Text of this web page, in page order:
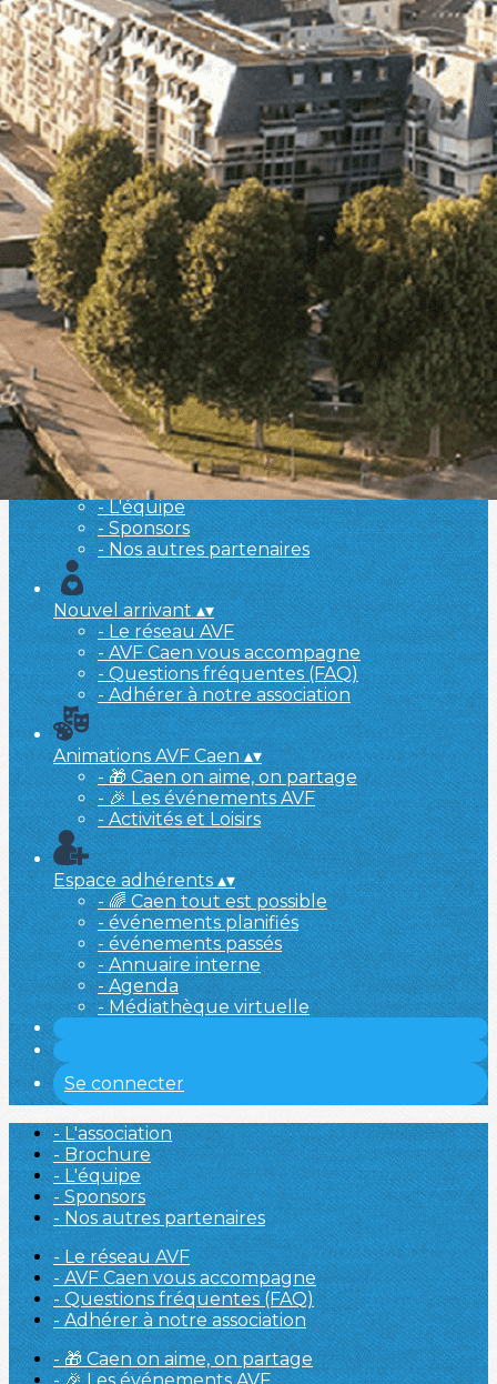
Exporter les lignes sélectionnées
Exporter toutes les colonnes
Exporter uniquement les colonnes affichées
Menu
<
>
- 🎁 Caen on aime, on partage
- 🎉 Les événements AVF
- Activités et Loisirs
Ajoutez un logo, un bouton, des réseaux sociaux
Cliquez pour éditer
L'association▴▾
- L'association
- Brochure
- L'équipe
- Sponsors
- Nos autres partenaires
Nouvel arrivant▴▾
- Le réseau AVF
- AVF Caen vous accompagne
- Questions fréquentes (FAQ)
- Adhérer à notre association
Animations AVF Caen▴▾
- 🎁 Caen on aime, on partage
- 🎉 Les événements AVF
- Activités et Loisirs
Espace adhérents▴▾
- 🌈 Caen tout est possible
- événements planifiés
- événements passés
- Annuaire interne
- Agenda
- Médiathèque virtuelle
Se connecter
- L'association
- Brochure
- L'équipe
- Sponsors
- Nos autres partenaires
- Le réseau AVF
- AVF Caen vous accompagne
- Questions fréquentes (FAQ)
- Adhérer à notre association
- 🎁 Caen on aime, on partage